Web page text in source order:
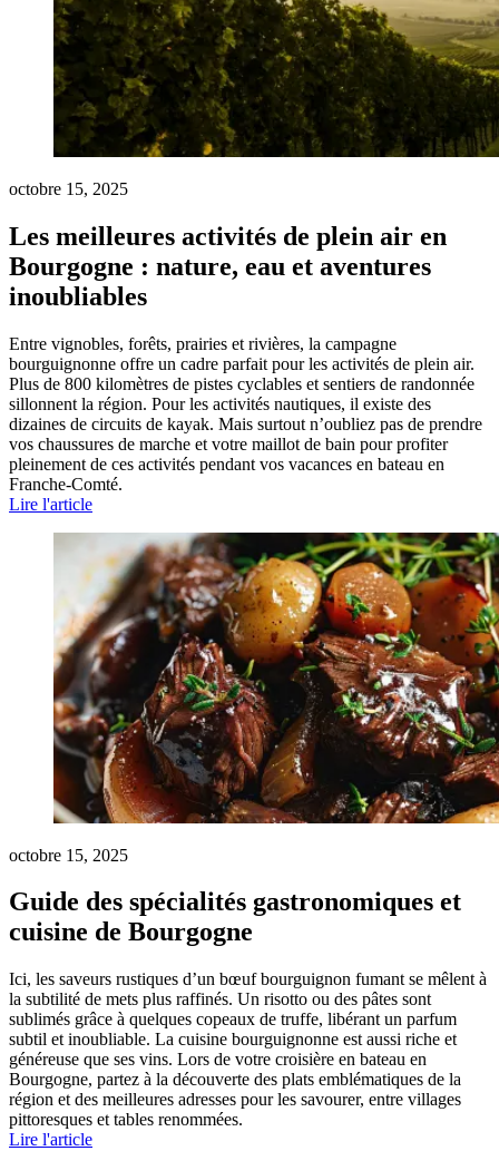
octobre 15, 2025
Les meilleures activités de plein air en
Bourgogne : nature, eau et aventures
inoubliables
Entre vignobles, forêts, prairies et rivières, la campagne
bourguignonne offre un cadre parfait pour les activités de plein air.
Plus de 800 kilomètres de pistes cyclables et sentiers de randonnée
sillonnent la région. Pour les activités nautiques, il existe des
dizaines de circuits de kayak. Mais surtout n’oubliez pas de prendre
vos chaussures de marche et votre maillot de bain pour profiter
pleinement de ces activités pendant vos vacances en bateau en
Franche-Comté.
Lire l'article
octobre 15, 2025
Guide des spécialités gastronomiques et
cuisine de Bourgogne
Ici, les saveurs rustiques d’un bœuf bourguignon fumant se mêlent à
la subtilité de mets plus raffinés. Un risotto ou des pâtes sont
sublimés grâce à quelques copeaux de truffe, libérant un parfum
subtil et inoubliable. La cuisine bourguignonne est aussi riche et
généreuse que ses vins. Lors de votre croisière en bateau en
Bourgogne, partez à la découverte des plats emblématiques de la
région et des meilleures adresses pour les savourer, entre villages
pittoresques et tables renommées.
Lire l'article